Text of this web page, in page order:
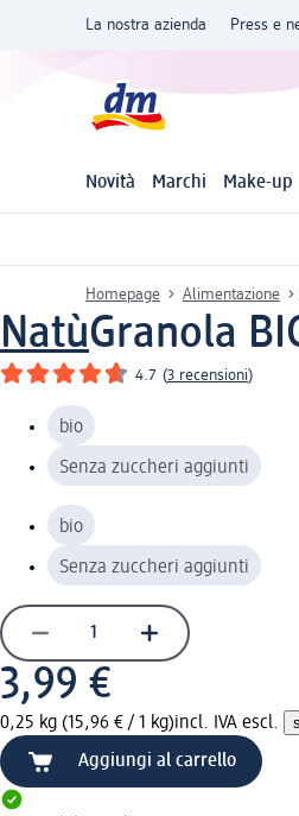
La nostra azienda Press e
Novità Marchi Make-up
Homepage Alimentazione
NatùGranola
4.7 (3 recensioni)
bio
Senza zuccheri aggiunti
bio
Senza zuccheri aggiunti
3,99 €
0,25 kg (15,96 € / 1 kg)incl. IVA escl.
Aggiungi al carrello